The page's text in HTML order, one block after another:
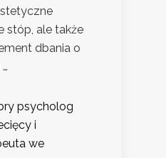
stóp, ale także
dbania o
psycholog
i
we